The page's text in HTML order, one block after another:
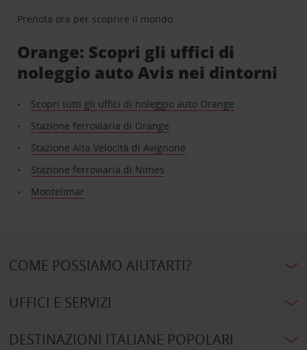
Prenota ora per scoprire il mondo.
Orange: Scopri gli uffici di
noleggio auto Avis nei dintorni
Scopri tutti gli uffici di noleggio auto Orange
Stazione ferroviaria di Orange
Stazione Alta Velocità di Avignone
Stazione ferroviaria di Nimes
Montelimar
COME POSSIAMO AIUTARTI?
UFFICI E SERVIZI
DESTINAZIONI ITALIANE POPOLARI